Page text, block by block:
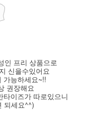
인 프리 상품으로
신을수있어요
가능하세요~!!
권장해요
이즈가 따로있으니
되세요^^)